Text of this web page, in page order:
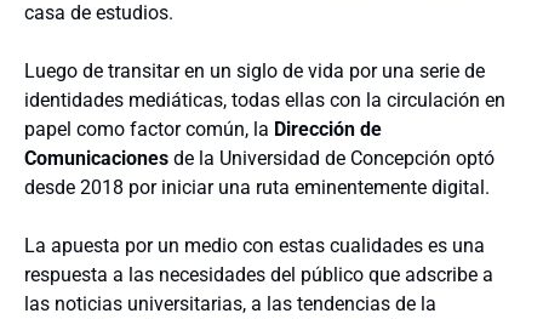
casa de estudios.
Luego de transitar en un siglo de vida por una serie de
identidades mediáticas, todas ellas con la circulación en
papel como factor común, la Dirección de
Comunicaciones de la Universidad de Concepción optó
desde 2018 por iniciar una ruta eminentemente digital.
La apuesta por un medio con estas cualidades es una
respuesta a las necesidades del público que adscribe a
las noticias universitarias, a las tendencias de la